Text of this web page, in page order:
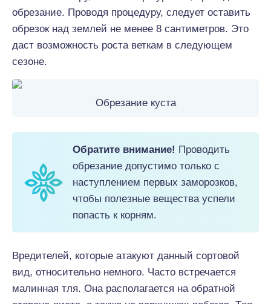
обрезание. Проводя процедуру, следует оставить
обрезок над землей не менее 8 сантиметров. Это
даст возможность роста веткам в следующем
сезоне.
Обрезание куста
Обратите внимание! Проводить
обрезание допустимо только с
наступлением первых заморозков,
чтобы полезные вещества успели
попасть к корням.
Вредителей, которые атакуют данный сортовой
вид, относительно немного. Часто встречается
малинная тля. Она располагается на обратной